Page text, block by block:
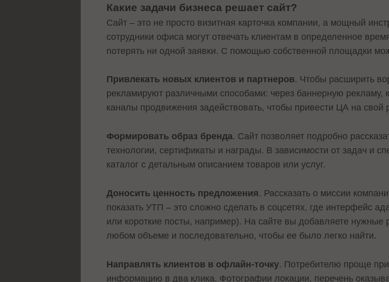
Какие задачи бизнеса решает сайт?
Сайт – это не просто визитная карточка компании, а мощный
сотрудники офиса могут отвечать клиентам в определенное
потерять ни одной заявки. С помощью собственной площадки
Привлекать новых клиентов и партнеров. Чтобы расширить
рекламируют различными способами: через баннерную рекламу,
каналы продвижения задействовать, чтобы привести ЦА на свой
Формировать образ бренда. Сайт позволяет подробно
технологии, сертификаты и награды. В зависимости от задач и
каталог с детальным описанием товаров или услуг.
Доносить ценность предложения . Рассказать о миссии
показать УТП – это сложно сделать в соцсетях, где интерфейс
или короткие посты, например). На сайте вы добавляете
любом объеме и последовательно, чтобы ее было легко найти.
Направлять клиентов в офлайн-точку. Потребителю проще
информацию в два клика. Фотографии локации, перечень